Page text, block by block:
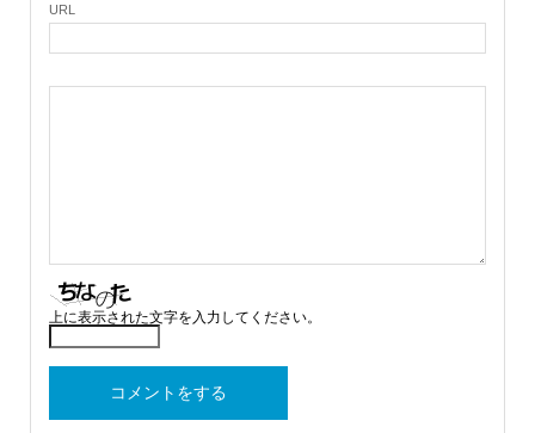
URL
上に表示された文字を入力してください。